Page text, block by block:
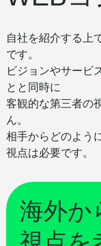
自社を紹介する上
です。
ビジョンやサービ
とと同時に
客観的な第三者の
ん。
相手からどのよう
視点は必要です。
海外か